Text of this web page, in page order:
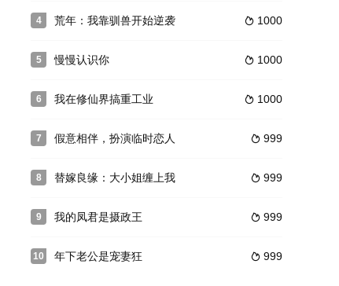
4  1000
荒年：我靠驯兽开始逆袭
5  1000
慢慢认识你
6  1000
我在修仙界搞重工业
7  999
假意相伴，扮演临时恋人
8  999
替嫁良缘：大小姐缠上我
9  999
我的凤君是摄政王
10  999
年下老公是宠妻狂